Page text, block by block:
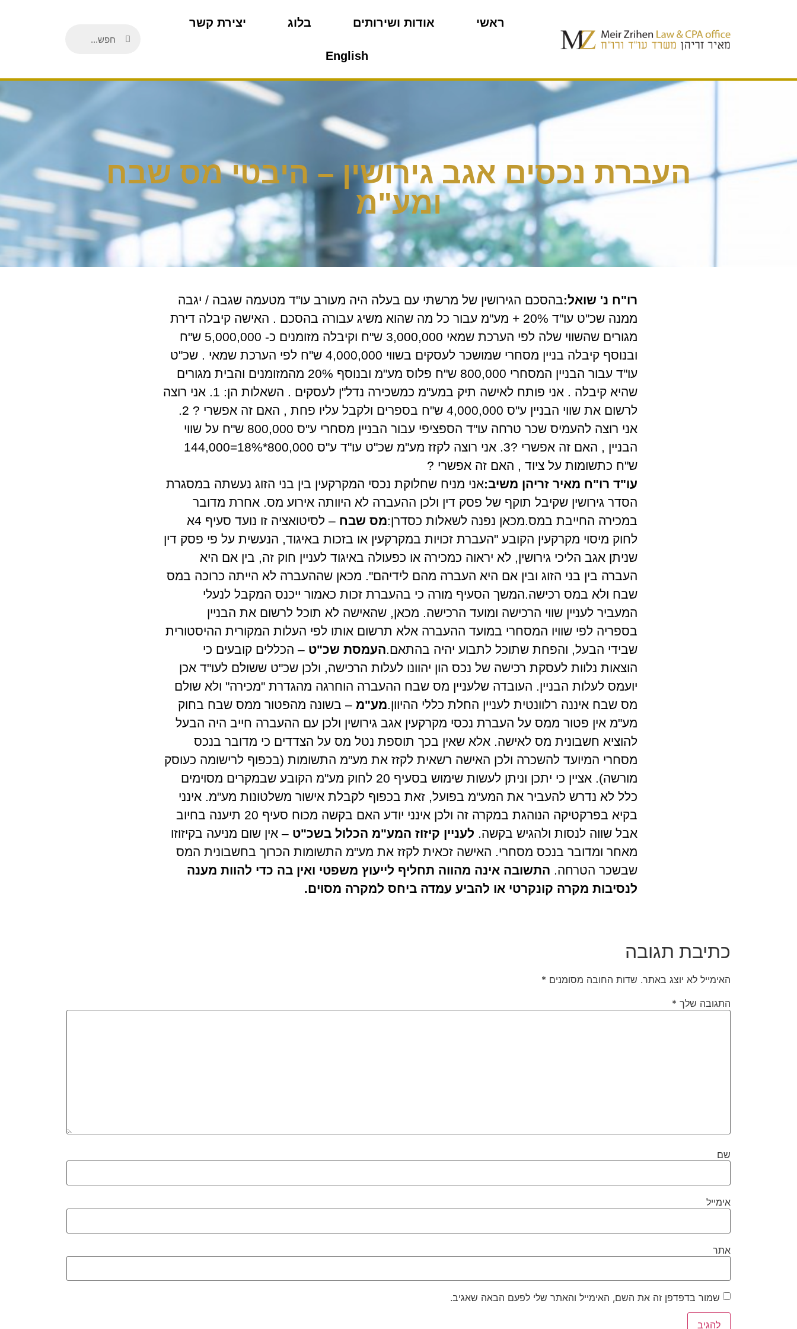
ראשי אודות ושירותים בלוג יצירת קשר
English
העברת נכסים אגב גירושין – היבטי מס שבח
ומע"מ
רו"ח נ' שואל:בהסכם הגירושין של מרשתי עם בעלה היה מעורב עו"ד מטעמה שגבה / יגבה
ממנה שכ"ט עו"ד 20% + מע"מ עבור כל מה שהוא משיג עבורה בהסכם . האישה קיבלה דירת
מגורים שהשווי שלה לפי הערכת שמאי 3,000,000 ש"ח וקיבלה מזומנים כ- 5,000,000 ש"ח
ובנוסף קיבלה בניין מסחרי שמושכר לעסקים בשווי 4,000,000 ש"ח לפי הערכת שמאי . שכ"ט
עו"ד עבור הבניין המסחרי 800,000 ש"ח פלוס מע"מ ובנוסף 20% מהמזומנים והבית מגורים
שהיא קיבלה . אני פותח לאישה תיק במע"מ כמשכירה נדל"ן לעסקים . השאלות הן: 1. אני רוצה
לרשום את שווי הבניין ע"ס 4,000,000 ש"ח בספרים ולקבל עליו פחת , האם זה אפשרי ? 2.
אני רוצה להעמיס שכר טרחה עו"ד הספציפי עבור הבניין מסחרי ע"ס 800,000 ש"ח על שווי
הבניין , האם זה אפשרי ?3. אני רוצה לקזז מע"מ שכ"ט עו"ד ע"ס 800,000*18%=144,000
ש"ח כתשומות על ציוד , האם זה אפשרי ?
עו"ד רו"ח מאיר זריהן משיב:אני מניח שחלוקת נכסי המקרקעין בין בני הזוג נעשתה במסגרת
הסדר גירושין שקיבל תוקף של פסק דין ולכן ההעברה לא היוותה אירוע מס. אחרת מדובר
במכירה החייבת במס.מכאן נפנה לשאלות כסדרן:מס שבח
– לסיטואציה זו נועד סעיף 4א
לחוק מיסוי מקרקעין הקובע "העברת זכויות במקרקעין או בזכות באיגוד, הנעשית על פי פסק דין
שניתן אגב הליכי גירושין, לא יראוה כמכירה או כפעולה באיגוד לעניין חוק זה, בין אם היא
העברה בין בני הזוג ובין אם היא העברה מהם לידיהם". מכאן שההעברה לא הייתה כרוכה במס
שבח ולא במס רכישה.המשך הסעיף מורה כי בהעברת זכות כאמור ייכנס המקבל לנעלי
המעביר לעניין שווי הרכישה ומועד הרכישה. מכאן, שהאישה לא תוכל לרשום את הבניין
בספריה לפי שוויו המסחרי במועד ההעברה אלא תרשום אותו לפי העלות המקורית ההיסטורית
שבידי הבעל, והפחת שתוכל לתבוע יהיה בהתאם.העמסת שכ"ט – הכללים קובעים כי
הוצאות נלוות לעסקת רכישה של נכס הון יהוונו לעלות הרכישה, ולכן שכ"ט ששולם לעו"ד אכן
יועמס לעלות הבניין. העובדה שלעניין מס שבח ההעברה הוחרגה מהגדרת "מכירה" ולא שולם
מס שבח איננה רלוונטית לעניין החלת כללי ההיוון.מע"מ – בשונה מהפטור ממס שבח בחוק
מע"מ אין פטור ממס על העברת נכסי מקרקעין אגב גירושין ולכן עם ההעברה חייב היה הבעל
להוציא חשבונית מס לאישה. אלא שאין בכך תוספת נטל מס על הצדדים כי מדובר בנכס
מסחרי המיועד להשכרה ולכן האישה רשאית לקזז את מע"מ התשומות (בכפוף לרישומה כעוסק
מורשה). אציין כי יתכן וניתן לעשות שימוש בסעיף 20 לחוק מע"מ הקובע שבמקרים מסוימים
כלל לא נדרש להעביר את המע"מ בפועל, זאת בכפוף לקבלת אישור משלטונות מע"מ. אינני
בקיא בפרקטיקה הנוהגת במקרה זה ולכן אינני יודע האם בקשה מכוח סעיף 20 תיענה בחיוב
אבל שווה לנסות ולהגיש בקשה. לעניין קיזוז המע"מ הכלול בשכ"ט – אין שום מניעה בקיזוזו
מאחר ומדובר בנכס מסחרי. האישה זכאית לקזז את מע"מ התשומות הכרוך בחשבונית המס
שבשכר הטרחה. ‏ התשובה אינה מהווה תחליף לייעוץ משפטי ואין בה כדי להוות מענה
לנסיבות מקרה קונקרטי או להביע עמדה ביחס למקרה מסוים.
כתיבת תגובה
האימייל לא יוצג באתר. שדות החובה מסומנים *
התגובה שלך *
שם
אימייל
אתר
שמור בדפדפן זה את השם, האימייל והאתר שלי לפעם הבאה שאגיב.